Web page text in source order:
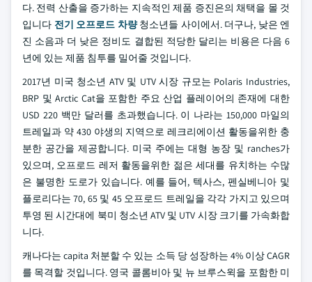
다. 전력 산출을 증가하는 지속적인 제품 증진은의 채택을 몰 것
입니다 전기 오프로드 차량청소년들 사이에서. 더구나, 낮은 엔
진 소음과 더 낮은 정비도 결합된 적당한 달리는 비용은 다음 6
년에 있는 제품 침투를 밀어줄 것입니다.
2017년 미국 청소년 ATV 및 UTV 시장 규모는 Polaris Industries,
BRP 및 Arctic Cat을 포함한 주요 산업 플레이어의 존재에 대한
USD 220 백만 달러를 초과했습니다. 이 나라는 150,000 마일의
트레일과 약 430 야생의 지역으로 레크리에이션 활동을위한 충
분한 공간을 제공합니다. 미국 주에는 대형 농장 및 ranches가
있으며, 오프로드 레저 활동을위한 젊은 세대를 유치하는 수많
은 불명한 도로가 있습니다. 예를 들어, 텍사스, 펜실베니아 및
플로리다는 70, 65 및 45 오프로드 트레일을 각각 가지고 있으며
투영 된 시간대에 북미 청소년 ATV 및 UTV 시장 크기를 가속화합
니다.
캐나다는 capita 처분할 수 있는 소득 당 성장하는 4% 이상 CAGR
를 목격할 것입니다. 영국 콜롬비아 및 뉴 브루스윅을 포함한 미